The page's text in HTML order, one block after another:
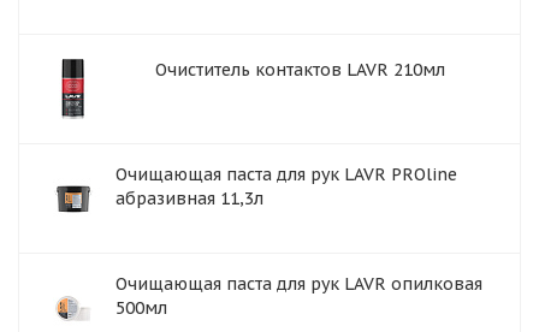
Очиститель контактов LAVR 210мл
Очищающая паста для рук LAVR PROline
абразивная 11,3л
Очищающая паста для рук LAVR опилковая
500мл